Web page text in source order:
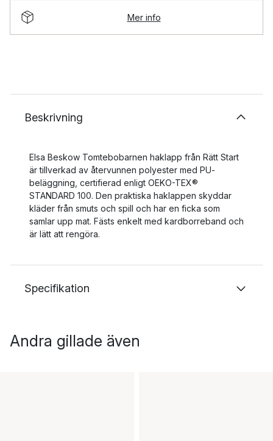
Mer info
Beskrivning
Elsa Beskow Tomtebobarnen haklapp från Rätt Start
är tillverkad av återvunnen polyester med PU-
beläggning, certifierad enligt OEKO-TEX®
STANDARD 100. Den praktiska haklappen skyddar
kläder från smuts och spill och har en ficka som
samlar upp mat. Fästs enkelt med kardborreband och
är lätt att rengöra.
Specifikation
Andra gillade även